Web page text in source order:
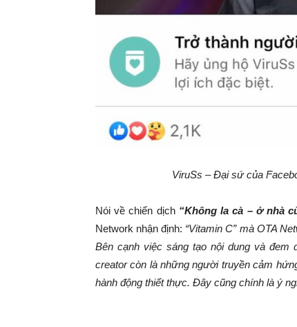
ViruSs – Đại sứ của
Nói về chiến dịch “Không la cà – ở nhà
Network nhận định: “Vitamin C” mà OTA
Bên cạnh việc sáng tạo nội dung và đem
creator còn là những người truyền cảm
hành động thiết thực. Đây cũng chính là ý